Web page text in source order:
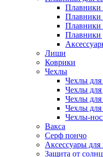
Плавники
Плавники
Плавники
Плавники
Лиши
Коврики
Чехлы
Чехлы для
Чехлы для
Чехлы для
Чехлы для
Чехлы-
Вакса
Серф пончо
Аксессуары для
Защита от